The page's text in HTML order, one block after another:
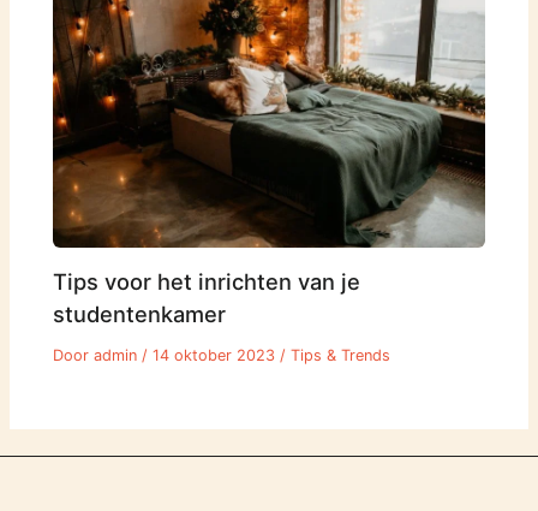
Tips voor het inrichten van je
studentenkamer
Dooradmin /14 oktober 2023 /Tips & Trends